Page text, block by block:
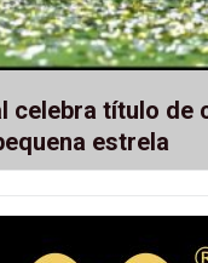
celebra título de
estrela